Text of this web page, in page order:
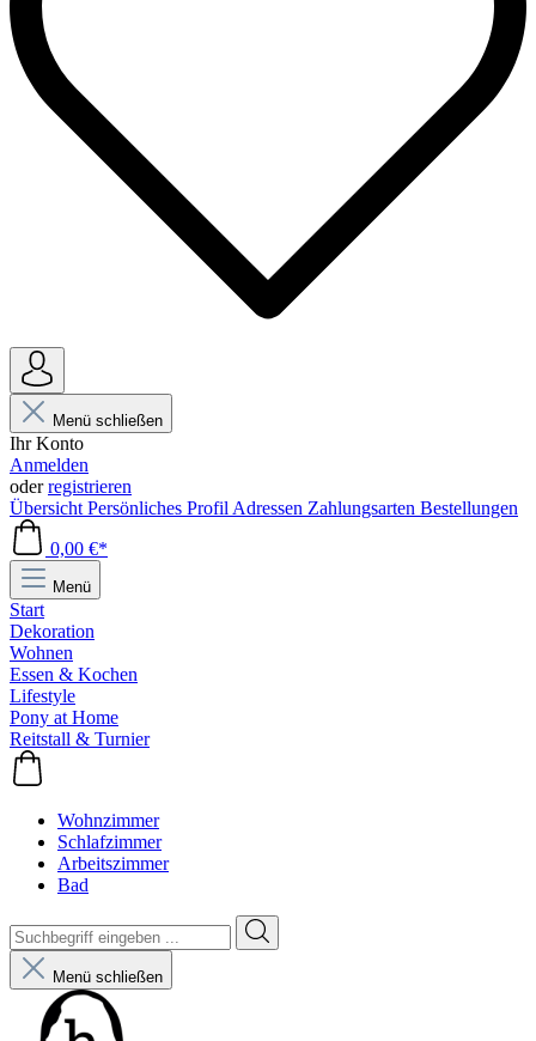
Menü schließen
Ihr Konto
Anmelden
oderregistrieren
Übersicht Persönliches Profil Adressen Zahlungsarten Bestellungen
0,00 €*
Menü
Start
Dekoration
Wohnen
Essen & Kochen
Lifestyle
Pony at Home
Reitstall & Turnier
Wohnzimmer
Schlafzimmer
Arbeitszimmer
Bad
Menü schließen